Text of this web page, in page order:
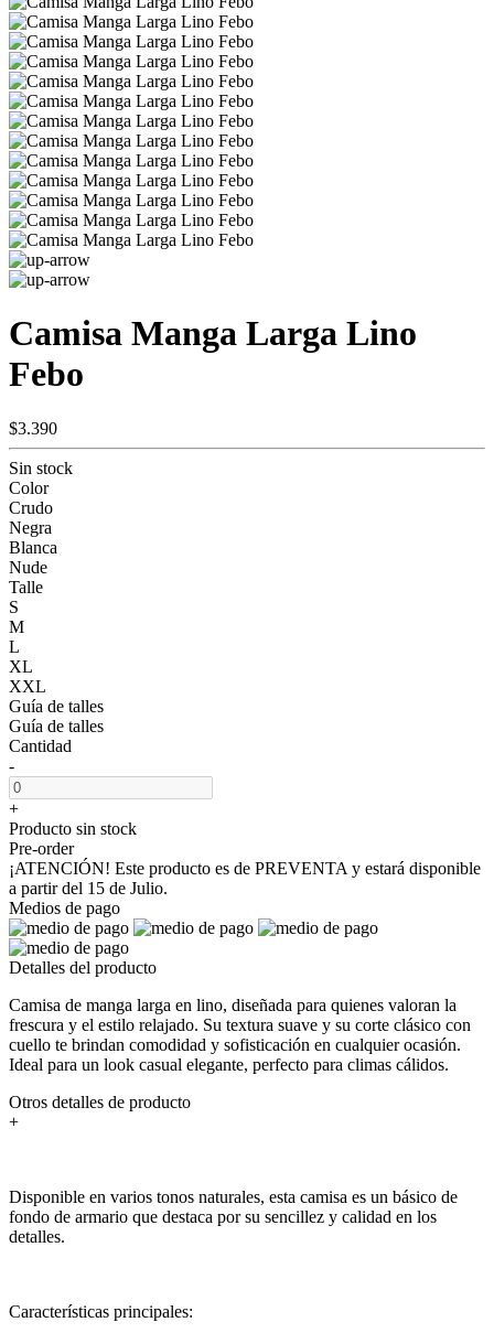
Camisa Manga Larga Lino
Febo
$3.390
Sin stock
Color
Crudo
Negra
Blanca
Nude
Talle
S
M
L
XL
XXL
Guía de talles
Guía de talles
Cantidad
-
+
Producto sin stock
Pre-order
¡ATENCIÓN! Este producto es de PREVENTA y estará disponible
a partir del 15 de Julio.
Medios de pago
Detalles del producto
Camisa de manga larga en lino, diseñada para quienes valoran la
frescura y el estilo relajado. Su textura suave y su corte clásico con
cuello te brindan comodidad y sofisticación en cualquier ocasión.
Ideal para un look casual elegante, perfecto para climas cálidos.
Otros detalles de producto
+
Disponible en varios tonos naturales, esta camisa es un básico de
fondo de armario que destaca por su sencillez y calidad en los
detalles.
Características principales: